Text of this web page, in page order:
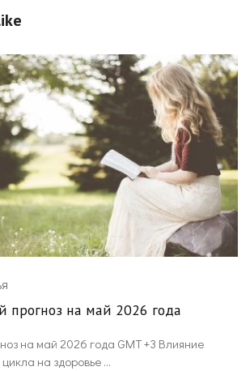
прогноз на май 2026 года
на май 2026 года GMT +3 Влияние
на здоровье ...